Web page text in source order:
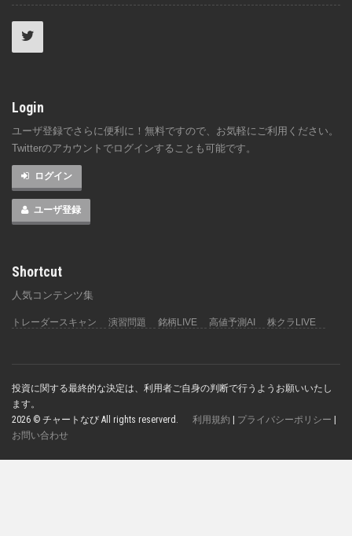
Login
ユーザ登録でさらに便利に！無料ですので、お気軽にご利用ください。
Twitterのアカウントでログインすることも可能です。
ログイン
ユーザ登録
Shortcut
人気コンテンツ集
トレーダースキャン 演習問題 銘柄LIVE 高値予測AI 株クラLIVE
投資に関する最終的な決定は、利用者ご自身の判断で行うようお願いいたし
ます。
2026 © チャートなび All rights reserverd. 利用規約 プライバシーポリシー
お問い合わせ